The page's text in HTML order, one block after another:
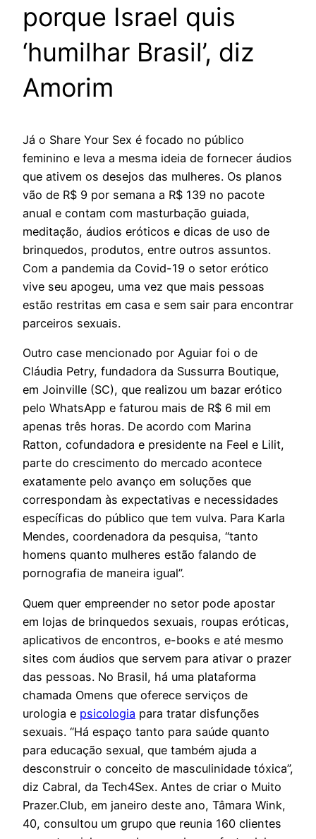
porque Israel quis
‘humilhar Brasil’, diz
Amorim
Já o Share Your Sex é focado no público
feminino e leva a mesma ideia de fornecer áudios
que ativem os desejos das mulheres. Os planos
vão de R$ 9 por semana a R$ 139 no pacote
anual e contam com masturbação guiada,
meditação, áudios eróticos e dicas de uso de
brinquedos, produtos, entre outros assuntos.
Com a pandemia da Covid-19 o setor erótico
vive seu apogeu, uma vez que mais pessoas
estão restritas em casa e sem sair para encontrar
parceiros sexuais.
Outro case mencionado por Aguiar foi o de
Cláudia Petry, fundadora da Sussurra Boutique,
em Joinville (SC), que realizou um bazar erótico
pelo WhatsApp e faturou mais de R$ 6 mil em
apenas três horas. De acordo com Marina
Ratton, cofundadora e presidente na Feel e Lilit,
parte do crescimento do mercado acontece
exatamente pelo avanço em soluções que
correspondam às expectativas e necessidades
específicas do público que tem vulva. Para Karla
Mendes, coordenadora da pesquisa, “tanto
homens quanto mulheres estão falando de
pornografia de maneira igual”.
Quem quer empreender no setor pode apostar
em lojas de brinquedos sexuais, roupas eróticas,
aplicativos de encontros, e-books e até mesmo
sites com áudios que servem para ativar o prazer
das pessoas. No Brasil, há uma plataforma
chamada Omens que oferece serviços de
urologia e psicologia para tratar disfunções
sexuais. “Há espaço tanto para saúde quanto
para educação sexual, que também ajuda a
desconstruir o conceito de masculinidade tóxica”,
diz Cabral, da Tech4Sex. Antes de criar o Muito
Prazer.Club, em janeiro deste ano, Tâmara Wink,
40, consultou um grupo que reunia 160 clientes